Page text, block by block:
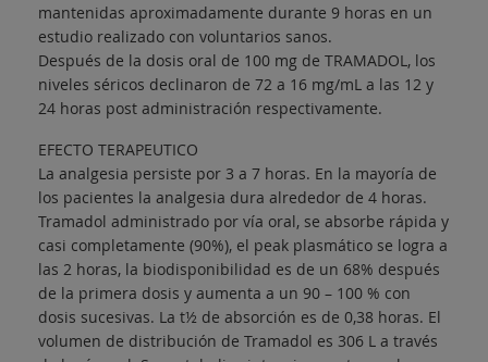
mantenidas aproximadamente durante 9 horas en un
estudio realizado con voluntarios sanos.
Después de la dosis oral de 100 mg de TRAMADOL, los
niveles séricos declinaron de 72 a 16 mg/mL a las 12 y
24 horas post administración respectivamente.
EFECTO TERAPEUTICO
La analgesia persiste por 3 a 7 horas. En la mayoría de
los pacientes la analgesia dura alrededor de 4 horas.
Tramadol administrado por vía oral, se absorbe rápida y
casi completamente (90%), el peak plasmático se logra a
las 2 horas, la biodisponibilidad es de un 68% después
de la primera dosis y aumenta a un 90 – 100 % con
dosis sucesivas. La t½ de absorción es de 0,38 horas. El
volumen de distribución de Tramadol es 306 L a través